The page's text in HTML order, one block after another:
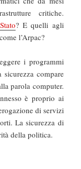
critiche.
? E quelli agli
l’Arpac?
i programmi
compare
parola computer.
è proprio ai
di servizi
La sicurezza di
della politica.